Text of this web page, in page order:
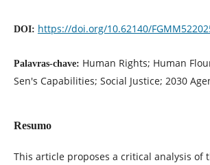
DOI: https://doi.org/10.62140/
Palavras-chave: Human Rights; Human
Sen's Capabilities; Social Justice; 2030
Resumo
This article proposes a critical analysis of